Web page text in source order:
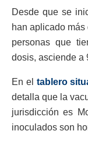
Desde que se
han aplicado
personas que
dosis, asciende a
En el tablero
detalla que la
jurisdicción es
inoculados son